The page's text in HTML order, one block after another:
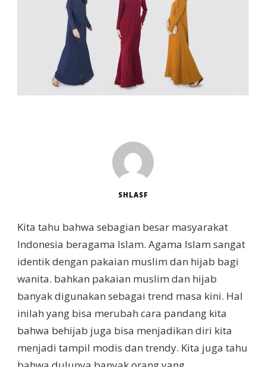
SHLASF
Kita tahu bahwa sebagian besar masyarakat
Indonesia beragama Islam. Agama Islam sangat
identik dengan pakaian muslim dan hijab bagi
wanita. bahkan pakaian muslim dan hijab
banyak digunakan sebagai trend masa kini. Hal
inilah yang bisa merubah cara pandang kita
bahwa behijab juga bisa menjadikan diri kita
menjadi tampil modis dan trendy. Kita juga tahu